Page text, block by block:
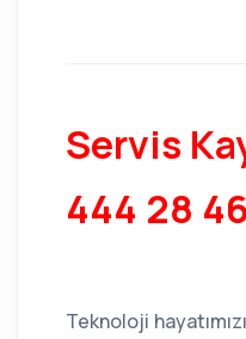
Servis
444 28 46
Teknoloji